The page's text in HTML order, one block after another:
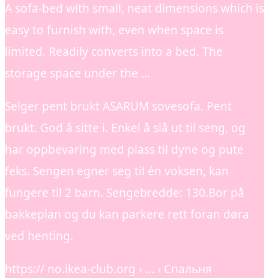
A sofa-bed with small, neat dimensions which is
easy to furnish with, even when space is
limited. Readily converts into a bed. The
storage space under the …
Selger pent brukt ASARUM sovesofa. Pent
brukt. God å sitte i. Enkel å slå ut til seng, og
har oppbevaring med plass til dyne og pute
feks. Sengen egner seg til én voksen, kan
fungere til 2 barn. Sengebredde: 130.Bor på
bakkeplan og du kan parkere rett foran døra
ved henting.
https:// no.ikea-club.org › … › Спальня